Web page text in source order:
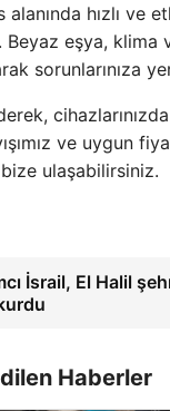
alanında hızlı ve
eşya, klima
sorunlarınıza
ve uygun
bize ulaşabilirsiniz.
İsrail, El Halil
Haberler